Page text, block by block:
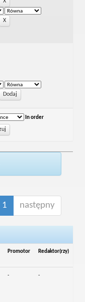
In order
1 następny
Promotor Redaktor(rzy)
- -